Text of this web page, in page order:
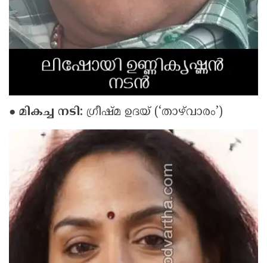
● മികച്ച നടി: ഗ്രീഷ്മ ഉദയ് (‘താഴ്‌വാരം’)